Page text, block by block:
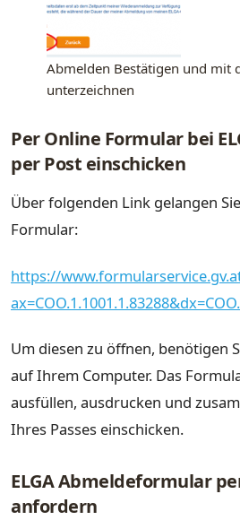
Abmelden Bestätigen und mit
unterzeichnen
Per Online Formular bei
per Post einschicken
Über folgenden Link gelangen
Formular:
https://
Um diesen zu öffnen, benötigen
auf Ihrem Computer. Das
ausfüllen, ausdrucken und
Ihres Passes einschicken.
ELGA Abmeldeformular
anfordern